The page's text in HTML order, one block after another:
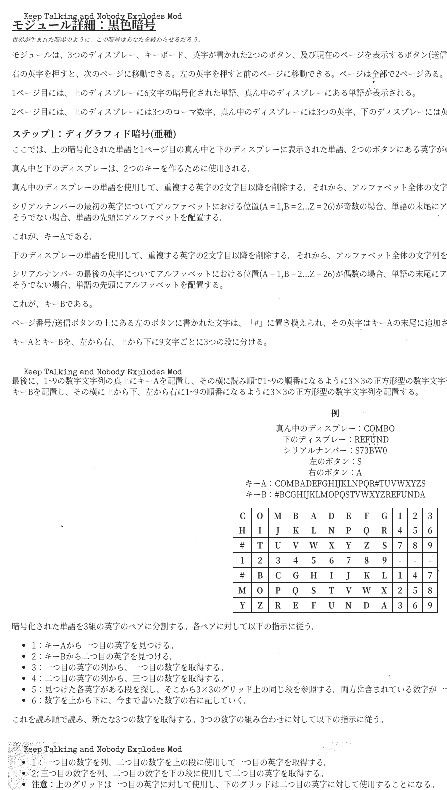
Keep Talking and Nobody Explodes Mod
モジュール詳細：黒色暗号
世界が生まれた暗黒のように、この暗号はあなたを終わらせるだろう。
モジュールは、3つのディスプレー、キーボード、英字が書かれた2つのボタン、及び現在のページを表示するボタン(送
右の英字を押すと、次のページに移動できる。左の英字を押すと前のページに移動できる。ページは全部で2ページある。
1ページ目には、上のディスプレーに6文字の暗号化された単語、真ん中のディスプレーにある単語が表示される。
2ページ目には、上のディスプレーには3つのローマ数字、真ん中のディスプレーには3つの英字、下のディスプレーには
ステップ1：ディグラフィド暗号(亜種)
ここでは、上の暗号化された単語と1ページ目の真ん中と下のディスプレーに表示された単語、2つのボタンにある英字
真ん中と下のディスプレーは、2つのキーを作るために使用される。
真ん中のディスプレーの単語を使用して、重複する英字の2文字目以降を削除する。それから、アルファベット全体の文
シリアルナンバーの最初の英字についてアルファベットにおける位置(A = 1,B = 2...Z = 26)が奇数の場合、単語の末尾に
そうでない場合、単語の先頭にアルファベットを配置する。
これが、キーAである。
下のディスプレーの単語を使用して、重複する英字の2文字目以降を削除する。それから、アルファベット全体の文字列
シリアルナンバーの最後の英字についてアルファベットにおける位置(A = 1,B = 2...Z = 26)が偶数の場合、単語の末尾に
そうでない場合、単語の先頭にアルファベットを配置する。
これが、キーBである。
ページ番号/送信ボタンの上にある左のボタンに書かれた文字は、「#」に置き換えられ、その英字はキーAの末尾に追加
キーAとキーBを、左から右、上から下に9文字ごとに3つの段に分ける。
Keep Talking and Nobody Explodes Mod
最後に、1~9の数字文字列の真上にキーAを配置し、その横に読み順で1~9の順番になるように3×3の正方形型の数字文
キーBを配置し、その横に上から下、左から右に1~9の順番になるように3×3の正方形型の数字文字列を配置する。
例
真ん中のディスプレー：COMBO
下のディスプレー：REFUND
シリアルナンバー：S73BW0
左のボタン：S
右のボタン：A
キーA：COMBADEFGHIJKLNPQR#TUVWXYZS
キーB：#BCGHIJKLMOPQSTVWXYZREFUNDA
C
O M B A D E F G 1 2
3
H
I J K L N P Q R 4 5
6
#
T U V W X Y Z S 7 8
9
1
2 3 4 5 6 7 8 9 - -
-
#
B C G H I J K L 1 4
7
M
O P Q S T V W X 2 5
8
Y
Z R E F U N D A 3 6
9
暗号化された単語を3組の英字のペアに分割する。各ペアに対して以下の指示に従う。
1：キーAから一つ目の英字を見つける。
2：キーBから二つ目の英字を見つける。
3：一つ目の英字の列から、一つ目の数字を取得する。
4：二つ目の英字の列から、三つ目の数字を取得する。
5：見つけた各英字がある段を探し、そこから3×3のグリッド上の同じ段を参照する。両方に含まれている数字が
6：数字を上から下に、今まで書いた数字の右に記していく。
これを読み順で読み、新たな3つの数字を取得する。3つの数字の組み合わせに対して以下の指示に従う。
Keep Talking and Nobody Explodes Mod
1：一つ目の数字を列、二つ目の数字を上の段に使用して一つ目の英字を取得する。
2: 三つ目の数字を列、二つ目の数字を下の段に使用して二つ目の英字を取得する。
注意： 上のグリッドは一つ目の英字に対して使用し、下のグリッドは二つ目の英字に対して使用することになる。